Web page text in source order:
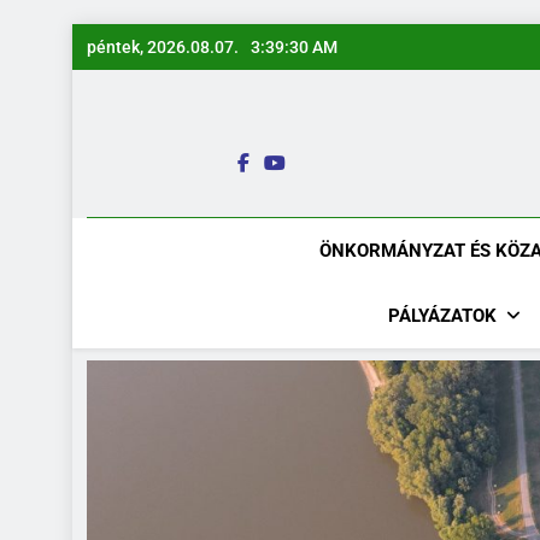
Ugrás
a
péntek, 2026.08.07. 3:39:31 AM
ÖNKORMÁNYZAT ÉS
PÁLYÁZATOK